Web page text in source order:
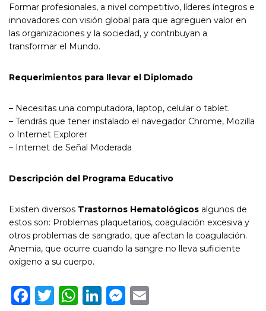
Formar profesionales, a nivel competitivo, líderes íntegros e
innovadores con visión global para que agreguen valor en
las organizaciones y la sociedad, y contribuyan a
transformar el Mundo.
Requerimientos para llevar el Diplomado
– Necesitas una computadora, laptop, celular o tablet.
– Tendrás que tener instalado el navegador Chrome, Mozilla
o Internet Explorer
– Internet de Señal Moderada
Descripción del Programa Educativo
Existen diversos Trastornos Hematológicos algunos de
estos son: Problemas plaquetarios, coagulación excesiva y
otros problemas de sangrado, que afectan la coagulación.
Anemia, que ocurre cuando la sangre no lleva suficiente
oxígeno a su cuerpo.
Facebook
Twitter
WhatsApp
LinkedIn
Messenger